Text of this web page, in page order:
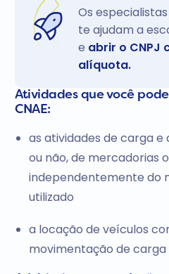
Os
te ajudam a
e abrir o CNPJ
alíquota.
Atividades que você
CNAE:
as atividades de carga
ou não, de mercadorias
independentemente do
utilizado
a locação de veículos
movimentação de